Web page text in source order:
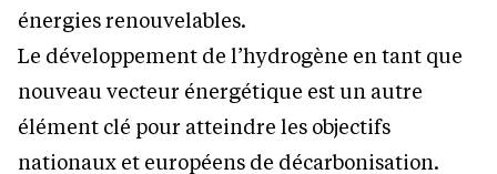
énergies renouvelables.
Le développement de l’hydrogène en tant que
nouveau vecteur énergétique est un autre
élément clé pour atteindre les objectifs
nationaux et européens de décarbonisation.